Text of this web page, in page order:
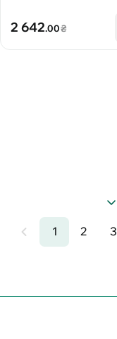
2 642.00₴
1 2 3